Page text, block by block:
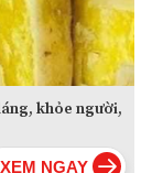
khỏe người,